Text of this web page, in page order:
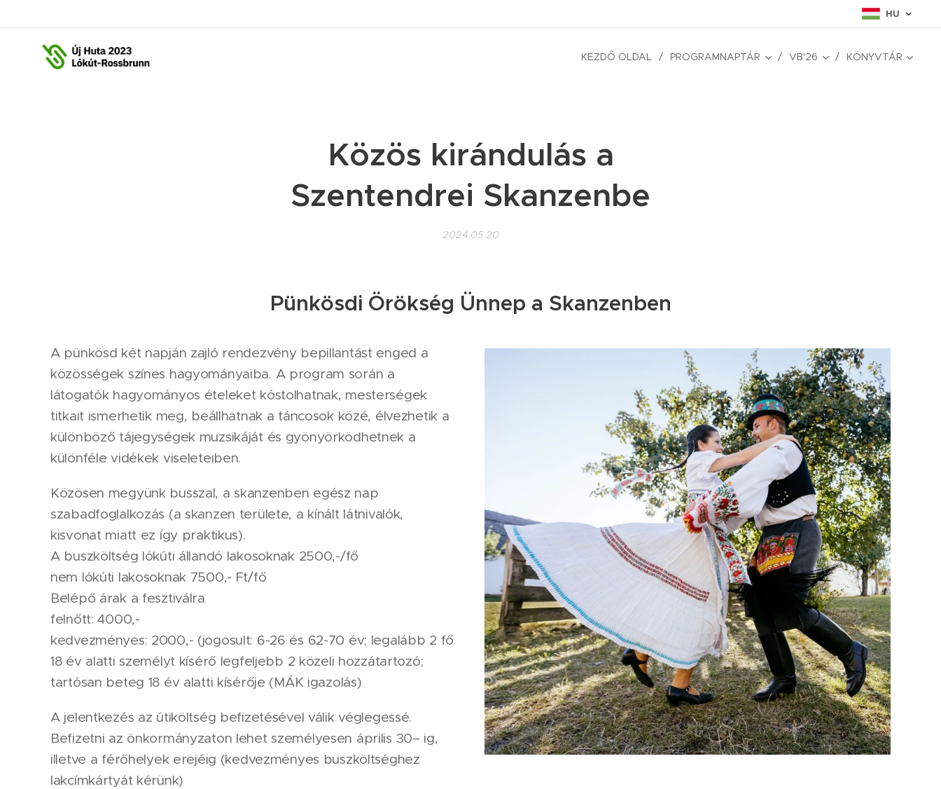
HU
KEZDŐ OLDAL PROGRAMNAPTÁR VB'26 KÖNYVTÁR
Közös kirándulás a
Szentendrei Skanzenbe
2024.05.20
Pünkösdi Örökség Ünnep a Skanzenben
A pünkösd két napján zajló rendezvény bepillantást enged a
közösségek színes hagyományaiba. A program során a
látogatók hagyományos ételeket kóstolhatnak, mesterségek
titkait ismerhetik meg, beállhatnak a táncosok közé, élvezhetik a
különböző tájegységek muzsikáját és gyönyörködhetnek a
különféle vidékek viseleteiben.
Közösen megyünk busszal, a skanzenben egész nap
szabadfoglalkozás (a skanzen területe, a kínált látnivalók,
kisvonat miatt ez így praktikus).
A buszköltség lókúti állandó lakosoknak 2500,-/fő
nem lókúti lakosoknak 7500,- Ft/fő
Belépő árak a fesztiválra
felnőtt: 4000,-
kedvezményes: 2000,- (jogosult: 6-26 és 62-70 év; legalább 2 fő
18 év alatti személyt kísérő legfeljebb 2 közeli hozzátartozó;
tartósan beteg 18 év alatti kísérője (MÁK igazolás)
A jelentkezés az útiköltség befizetésével válik véglegessé.
Befizetni az önkormányzaton lehet személyesen április 30– ig,
illetve a férőhelyek erejéig (kedvezményes buszköltséghez
lakcímkártyát kérünk)